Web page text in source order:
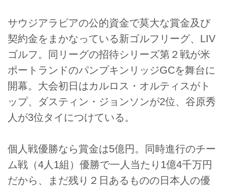
サウジアラビアの公的資金で莫大な賞金及び
契約金をまかなっている新ゴルフリーグ、LIV
ゴルフ。同リーグの招待シリーズ第２戦が米
ポートランドのパンプキンリッジGCを舞台に
開幕。大会初日はカルロス・オルティスがト
ップ、ダスティン・ジョンソンが2位、谷原秀
人が3位タイにつけている。
個人戦優勝なら賞金は5億円。同時進行のチー
ム戦（4人1組）優勝で一人当たり1億4千万円
だから、まだ残り２日あるものの日本人の優